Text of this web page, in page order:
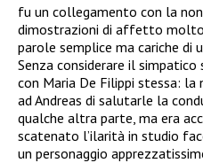
fu un collegamento con la
dimostrazioni di affetto
parole semplice ma cariche
Senza considerare il
con Maria De Filippi stessa: la
ad Andreas di salutarle la
qualche altra parte, ma era
scatenato l’ilarità in studio
un personaggio